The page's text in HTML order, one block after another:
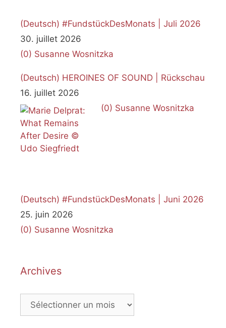
(Deutsch) #FundstückDesMonats | Juli 2026
30. juillet 2026
(0) Susanne Wosnitzka
(Deutsch) HEROINES OF SOUND | Rückschau
16. juillet 2026
(0) Susanne Wosnitzka
(Deutsch) #FundstückDesMonats | Juni 2026
25. juin 2026
(0) Susanne Wosnitzka
Archives
Archives